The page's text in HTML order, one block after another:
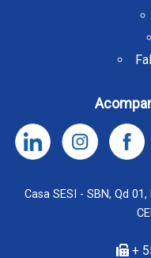
Casa SESI - SBN, Qd
+